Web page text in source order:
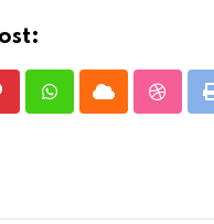
PinterestWhatsappCloud